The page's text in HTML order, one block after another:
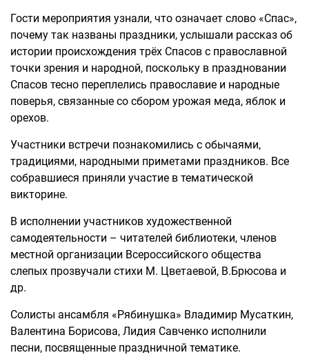
Гости мероприятия узнали, что означает слово «Спас»,
почему так названы праздники, услышали рассказ об
истории происхождения трёх Спасов с православной
точки зрения и народной, поскольку в праздновании
Спасов тесно переплелись православие и народные
поверья, связанные со сбором урожая меда, яблок и
орехов.
Участники встречи познакомились с обычаями,
традициями, народными приметами праздников. Все
собравшиеся приняли участие в тематической
викторине.
В исполнении участников художественной
самодеятельности – читателей библиотеки, членов
местной организации Всероссийского общества
слепых прозвучали стихи М. Цветаевой, В.Брюсова и
др.
Солисты ансамбля «Рябинушка» Владимир Мусаткин,
Валентина Борисова, Лидия Савченко исполнили
песни, посвященные праздничной тематике.